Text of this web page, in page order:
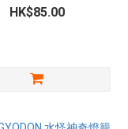
HK$85.00